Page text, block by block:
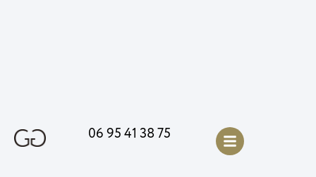
06 95 41 38 75